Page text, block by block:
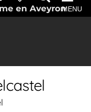
en AveyronMENU